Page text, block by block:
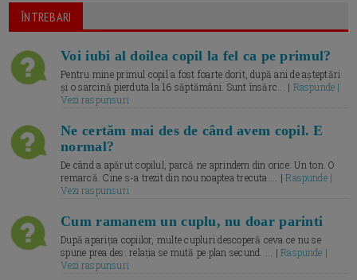
ÎNTREBARI
Voi iubi al doilea copil la fel ca pe primul?
Pentru mine primul copil a fost foarte dorit, după ani de așteptări
și o sarcină pierduta la 16 săptămâni. Sunt însărc... | Raspunde |
Vezi raspunsuri
Ne certăm mai des de când avem copil. E
normal?
De când a apărut copilul, parcă ne aprindem din orice. Un ton. O
remarcă. Cine s-a trezit din nou noaptea trecuta.... |Raspunde |
Vezi raspunsuri
Cum ramanem un cuplu, nu doar parinti
După apariția copiilor, multe cupluri descoperă ceva ce nu se
spune prea des: relația se mută pe plan secund. ... |Raspunde |
Vezi raspunsuri